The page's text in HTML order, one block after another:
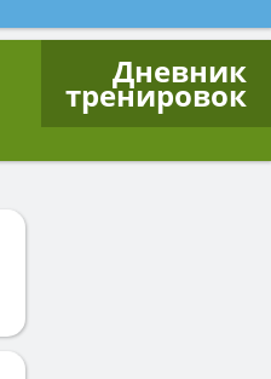
Дневник
тренировок